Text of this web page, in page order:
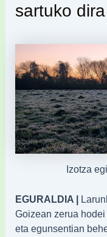
sartuko dira
Izotza
EGURALDIA |
Goizean zerua
eta egunsentian